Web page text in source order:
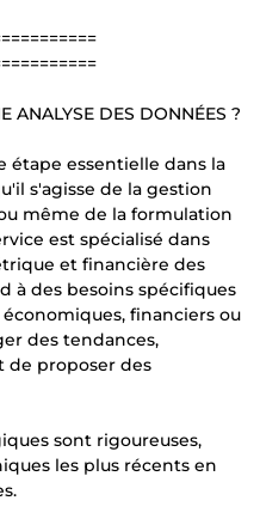
ANALYSE DES DONNÉES ?
étape essentielle dans la
s'agisse de la gestion
même de la formulation
est spécialisé dans
et financière des
à des besoins spécifiques
financiers ou
des tendances,
de proposer des
sont rigoureuses,
les plus récents en